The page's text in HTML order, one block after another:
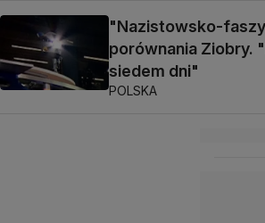
"Nazistowsko-
porównania Ziobry.
siedem dni"
POLSKA